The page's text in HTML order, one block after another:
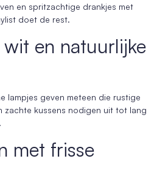
en spritzachtige drankjes met
doet de rest.
en natuurlijke
lampjes geven meteen die rustige
zachte kussens nodigen uit tot lang
met frisse